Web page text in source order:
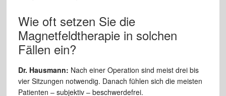
Wie oft setzen Sie die
Magnetfeldtherapie in solchen
Fällen ein?
Dr. Hausmann: Nach einer Operation sind meist drei bis
vier Sitzungen notwendig. Danach fühlen sich die meisten
Patienten – subjektiv – beschwerdefrei.